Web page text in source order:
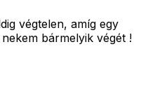
végtelen, amíg egy
bármelyik végét !